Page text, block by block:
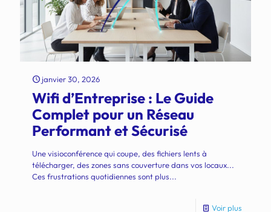
janvier 30, 2026
Wifi d’Entreprise : Le Guide
Complet pour un Réseau
Performant et Sécurisé
Une visioconférence qui coupe, des fichiers lents à
télécharger, des zones sans couverture dans vos locaux...
Ces frustrations quotidiennes sont plus...
Voir plus